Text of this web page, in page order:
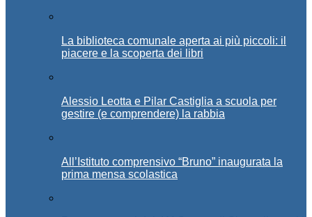
La biblioteca comunale aperta ai più piccoli: il
piacere e la scoperta dei libri
Alessio Leotta e Pilar Castiglia a scuola per
gestire (e comprendere) la rabbia
All’Istituto comprensivo “Bruno” inaugurata la
prima mensa scolastica